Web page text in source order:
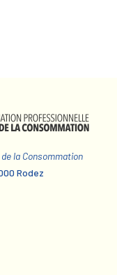
la Consommation
Rodez